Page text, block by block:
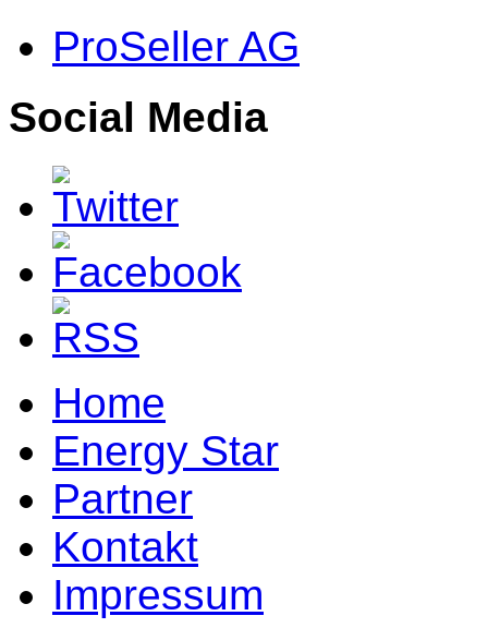
ProSeller AG
Social Media
Home
Energy Star
Partner
Kontakt
Impressum